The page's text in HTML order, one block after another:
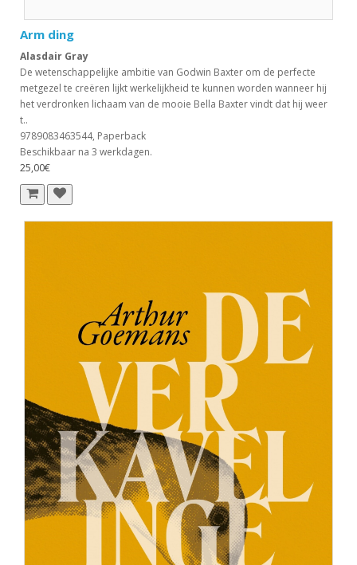
Arm ding
Alasdair Gray
De wetenschappelijke ambitie van Godwin Baxter om de perfecte
metgezel te creëren lijkt werkelijkheid te kunnen worden wanneer hij
het verdronken lichaam van de mooie Bella Baxter vindt dat hij weer
t..
9789083463544, Paperback
Beschikbaar na 3 werkdagen.
25,00€